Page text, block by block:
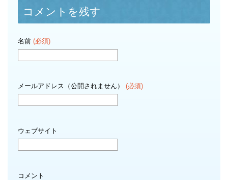
コメントを残す
名前 (必須)
メールアドレス（公開されません） (必須)
ウェブサイト
コメント